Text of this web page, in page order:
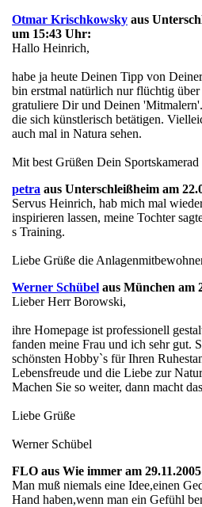
Otmar Krischkowsky aus
um 15:43 Uhr:
Hallo Heinrich,
habe ja heute Deinen Tipp von
bin erstmal natürlich nur flüchtig
gratuliere Dir und Deinen
die sich künstlerisch betätigen.
auch mal in Natura sehen.
Mit best Grüßen Dein
petra aus Unterschleißheim am
Servus Heinrich, hab mich mal
inspirieren lassen, meine Tochter
s Training.
Liebe Grüße die
Werner Schübel aus München am
Lieber Herr Borowski,
ihre Homepage ist professionell
fanden meine Frau und ich sehr gut.
schönsten Hobby`s für Ihren
Lebensfreude und die Liebe zur
Machen Sie so weiter, dann macht
Liebe Grüße
Werner Schübel
FLO aus Wie immer am
Man muß niemals eine Idee,einen
Hand haben,wenn man ein Gefühl